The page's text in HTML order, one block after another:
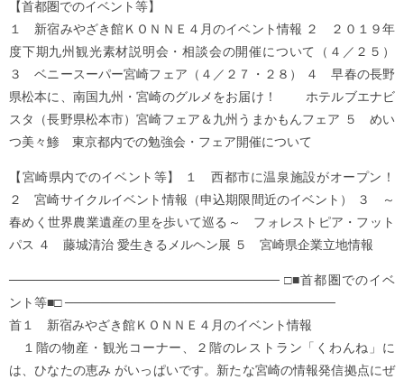
【首都圏でのイベント等】
１ 新宿みやざき館ＫＯＮＮＥ４月のイベント情報 ２ ２０１９年
度下期九州観光素材説明会・相談会の開催について（４／２５）
３ ベニースーパー宮崎フェア（４／２７・２８） ４ 早春の長野
県松本に、南国九州・宮崎のグルメをお届け！ ホテルブエナビ
スタ（長野県松本市）宮崎フェア＆九州うまかもんフェア ５ めい
つ美々鯵 東京都内での勉強会・フェア開催について
【宮崎県内でのイベント等】 １ 西都市に温泉施設がオープン！
２ 宮崎サイクルイベント情報（申込期限間近のイベント） ３ ～
春めく世界農業遺産の里を歩いて巡る～ フォレストピア・フット
パス ４ 藤城清治 愛生きるメルヘン展 ５ 宮崎県企業立地情報
────────────────────────────── □■首都圏でのイベ
ント等■□ ──────────────────────────────
首１ 新宿みやざき館ＫＯＮＮＥ４月のイベント情報
１階の物産・観光コーナー、２階のレストラン「くわんね」に
は、ひなたの恵み がいっぱいです。新たな宮崎の情報発信拠点にぜ